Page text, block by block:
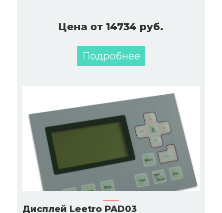
Цена от 14734 руб.
Подробнее
Дисплей Leetro PAD03